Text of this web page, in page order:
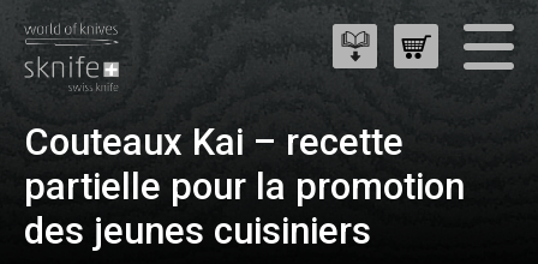
Couteaux Kai – recette
partielle pour la promotion
des jeunes cuisiniers